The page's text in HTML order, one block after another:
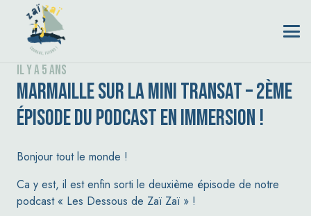
il y a 5 ans
MARMAILLE SUR LA MINI TRANSAT – 2ÈME
ÉPISODE DU PODCAST EN IMMERSION !
Bonjour tout le monde !
Ca y est, il est enfin sorti le deuxième épisode de notre
podcast « Les Dessous de Zaï Zaï » !